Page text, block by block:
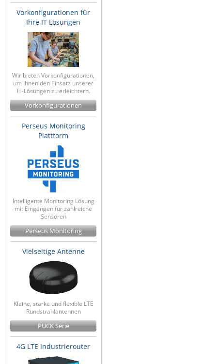
Vorkonfigurationen für
Ihre IT Lösungen
Wir bieten Vorkonfigurationen,
um Ihnen den Einsatz unserer
IT-Lösungen zu erleichtern.
Vorkonfigurationen
Perseus Monitoring
Plattform
Intelligente Monitoring Lösung
mit Eingängen für zahlreiche
Sensoren
Perseus Monitoring
Vielseitige Antenne
Kleine, starke und flexible LTE
Rundstrahlantennen
PUCK Serie
4G LTE Industrierouter